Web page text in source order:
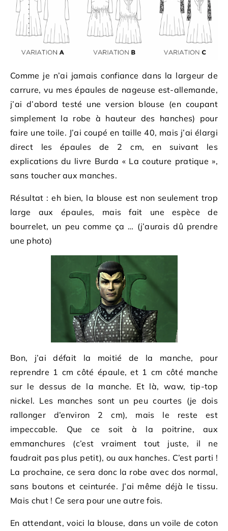
Comme je n’ai jamais confiance dans la largeur de
carrure, vu mes épaules de nageuse est-allemande,
j’ai d’abord testé une version blouse (en coupant
simplement la robe à hauteur des hanches) pour
faire une toile. J’ai coupé en taille 40, mais j’ai élargi
direct les épaules de 2 cm, en suivant les
explications du livre Burda « La couture pratique »,
sans toucher aux manches.
Résultat : eh bien, la blouse est non seulement trop
large aux épaules, mais fait une espèce de
bourrelet, un peu comme ça … (j’aurais dû prendre
une photo)
Bon, j’ai défait la moitié de la manche, pour
reprendre 1 cm côté épaule, et 1 cm côté manche
sur le dessus de la manche. Et là, waw, tip-top
nickel. Les manches sont un peu courtes (je dois
rallonger d’environ 2 cm), mais le reste est
impeccable. Que ce soit à la poitrine, aux
emmanchures (c’est vraiment tout juste, il ne
faudrait pas plus petit), ou aux hanches. C’est parti !
La prochaine, ce sera donc la robe avec dos normal,
sans boutons et ceinturée. J’ai même déjà le tissu.
Mais chut ! Ce sera pour une autre fois.
En attendant, voici la blouse, dans un voile de coton